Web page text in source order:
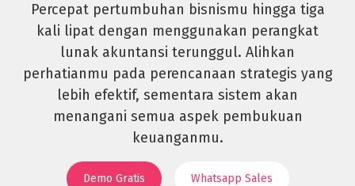
Percepat pertumbuhan bisnismu hingga tiga
kali lipat dengan menggunakan perangkat
lunak akuntansi terunggul. Alihkan
perhatianmu pada perencanaan strategis yang
lebih efektif, sementara sistem akan
menangani semua aspek pembukuan
keuanganmu.
Demo Gratis Whatsapp Sales